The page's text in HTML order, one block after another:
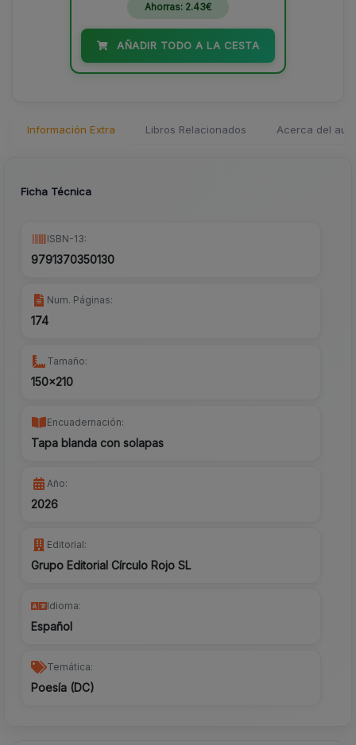
Ahorras: 2.43€
AÑADIR TODO A LA CESTA
Información Extra Libros Relacionados Acerca del
Ficha Técnica
ISBN-13:
9791370350130
Num. Páginas:
174
Tamaño:
150x210
Encuadernación:
Tapa blanda con solapas
Año:
2026
Editorial:
Grupo Editorial Círculo Rojo SL
Idioma:
Español
Temática:
Poesía (DC)